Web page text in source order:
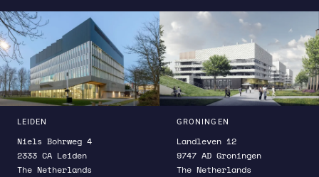
LEIDEN
Niels Bohrweg 4
2333 CA Leiden
The Netherlands
GRONINGEN
Landleven 12
9747 AD Groningen
The Netherlands